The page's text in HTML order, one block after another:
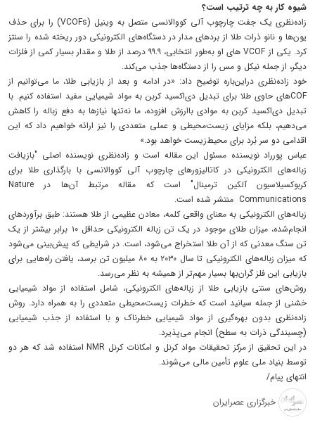
شیوه کار به چه ترتیب است؟
زاده‌نظری یک جفت چارچوب آلی کووالانسی متصل به وینیل (VCOFs) را برای حذف
یون‌ها و نانو ذرات طلا از بردهای مدار در دستگاه‌های الکترونیکی دور ریخته شده را سنتز
کرد. یکی از VCOF های او به‌طور انتخابی، ۹۹.۹ درصد از طلا و مقدار بسیار کمی از فلزات
دیگر، از جمله نیکل و مس را از دستگاه‌ها جذب می‌کند.
خود زاده‌نظری دراین‌باره توضیح داد: «در ادامه و بعد از بازیابی طلا، ما می‌توانیم از
COF‌های حاوی طلا برای تبدیل دی‌اکسید کربن به مواد شیمیایی مفید استفاده کنیم. با
تبدیل دی‌اکسید کربن به موادی باارزش افزوده، ما نه‌تنها نیازها به دفع زباله را کاهش
می‌دهیم، بلکه مزایای زیست‌محیطی و عملی متعددی را نیز ارائه خواهیم داد که این
اقدامی دو سر بُرد برای محیط‌زیست خواهد بود.»
عباس پورراد نویسنده مسئول این مقاله است و زاده‌نظری نویسنده اصلی "بازیافت
زباله‌های الکترونیکی در کاتالیزورهای چارچوب آلی کووالانسی با بارگذاری طلا برای
کربوکسیلاسیون آلکین ترمینال" است که مقاله مرتبط آن‌ها در Nature
Communications منتشر شده است.
زباله‌های الکترونیکی به معنای واقعی کلمه، معادن عظیمی از طلا هستند: طبق برآوردهای
انجام‌شده، میزان طلای موجود در یک تن زباله الکترونیکی حداقل ۱۰ برابر بیشتر از یک
تن سنگ معدنی که از آن طلا استخراج می‌شود، است. در شرایطی که پیش‌بینی می‌شود
که میزان زباله‌های الکترونیکی تا سال ۲۰۳۰ به ۸۰ میلیون تن برسد، یافتن راه‌هایی برای
بازیابی این فلز گران‌بها بسیار مهم‌تر از همیشه به نظر می‌رسد.
روش‌های سنتی بازیابی طلا از زباله‌های الکترونیکی، شامل استفاده از مواد شیمیایی
خشنی از جمله سیانید است که خطرات زیست‌محیطی متعددی را به همراه دارد. روش
زاده‌نظری بدون بهره‌گیری از مواد شیمیایی خطرناک و با استفاده از جذب شیمیایی
(چسبندگی ذرات به سطح) انجام می‌پذیرد.
در این تحقیق از مرکز تحقیقات مواد کرنل و امکانات کرنل NMR استفاده شد که هر دو
توسط بنیاد ملی علوم تأمین مالی می‌شوند.
انتهای پیام/
خبرگزاری عصرایران